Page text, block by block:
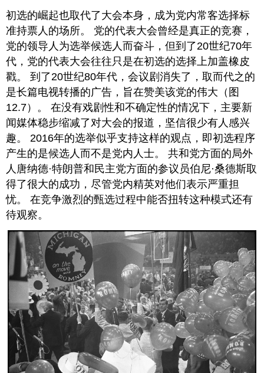
初选的崛起也取代了大会本身，成为党内常客选择标
准持票人的场所。 党的代表大会曾经是真正的竞赛，
党的领导人为选举候选人而奋斗，但到了20世纪70年
代，党的代表大会往往只是在初选的选择上加盖橡皮
戳。 到了20世纪80年代，会议剧消失了，取而代之的
是长篇电视转播的广告，旨在赞美该党的伟大（图
12.7）。 在没有戏剧性和不确定性的情况下，主要新
闻媒体稳步缩减了对大会的报道，坚信很少有人感兴
趣。 2016年的选举似乎支持这样的观点，即初选程序
产生的是候选人而不是党内人士。 共和党方面的局外
人唐纳德·特朗普和民主党方面的参议员伯尼·桑德斯取
得了很大的成功，尽管党内精英对他们表示严重担
忧。 在竞争激烈的甄选过程中能否扭转这种模式还有
待观察。